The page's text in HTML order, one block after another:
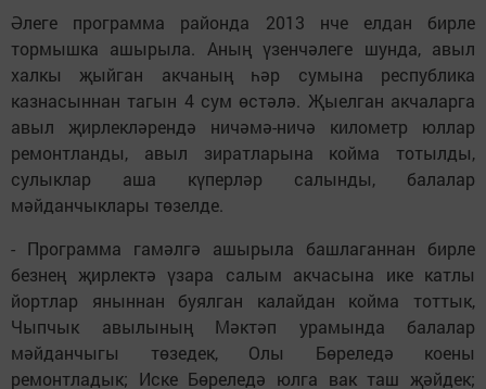
Әлеге программа районда 2013 нче елдан бирле
тормышка ашырыла. Аның үзенчәлеге шунда, авыл
халкы җыйган акчаның һәр сумына республика
казнасыннан тагын 4 сум өстәлә. Җыелган акчаларга
авыл җирлекләрендә ничәмә-ничә километр юллар
ремонтланды, авыл зиратларына койма тотылды,
сулыклар аша күперләр салынды, балалар
мәйданчыклары төзелде.
- Программа гамәлгә ашырыла башлаганнан бирле
безнең җирлектә үзара салым акчасына ике катлы
йортлар яныннан буялган калайдан койма тоттык,
Чыпчык авылының Мәктәп урамында балалар
мәйданчыгы төзедек, Олы Бөреледә коены
ремонтладык; Иске Бөреледә юлга вак таш җәйдек;